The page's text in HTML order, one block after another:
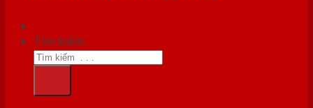
Tìm kiếm: